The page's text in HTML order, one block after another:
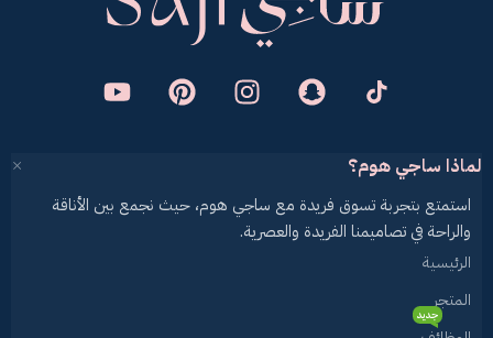
لماذا ساجي هوم؟
استمتع بتجربة تسوق فريدة مع ساجي هوم، حيث نجمع بين الأناقة
والراحة في تصاميمنا الفريدة والعصرية.
الرئيسية
المتجر
جديد